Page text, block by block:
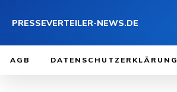
PRESSEVERTEILER-NEWS.DE
AGB DATENSCHUTZERKLÄRUNG